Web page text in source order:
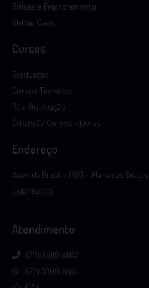
Bolsas e Financiamento
Virtual Class
Cursos
Graduação
Cursos Técnicos
Pós-Graduação
Extensão Cursos - Livres
Endereço
Avenida Brasil – 1303 – Maria das Graças
Colatina/ES
Atendimento
(27) 98118-4047
(27) 3399-5555